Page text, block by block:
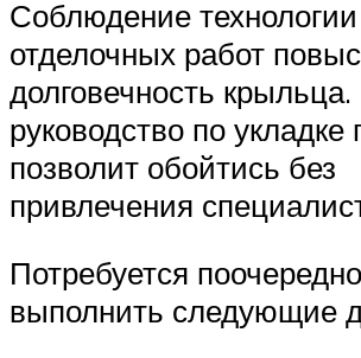
Соблюдение технологии
отделочных работ
долговечность
руководство по укладке
позволит обойтись без
привлечения
Потребуется поочередно
выполнить следующие